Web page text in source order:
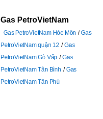
Gas PetroVietNam
Gas PetroVietNam Hóc Môn
Gas
PetroVietNam quận 12
Gas
PetroVietNam Gò Vấp
Gas
PetroVietNam Tân Bình
Gas
PetroVietNam Tân Phú